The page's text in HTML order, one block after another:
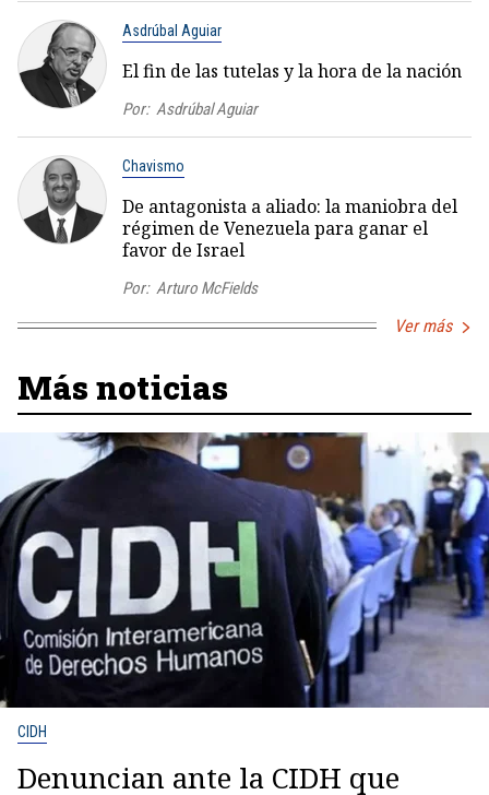
Asdrúbal Aguiar
El fin de las tutelas y la hora de la nación
Por: Asdrúbal Aguiar
Chavismo
De antagonista a aliado: la maniobra del
régimen de Venezuela para ganar el
favor de Israel
Por: Arturo McFields
Ver más
Más noticias
CIDH
Denuncian ante la CIDH que